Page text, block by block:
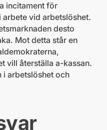
incitament för
vid arbetslöshet.
desto
Mot detta står en
vill återställa a-kassan.
i arbetslöshet och